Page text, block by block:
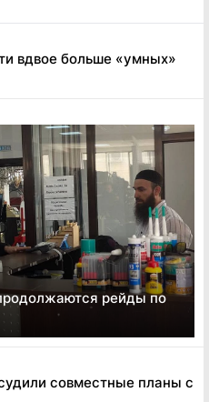
вдвое больше «умных»
рейды по
совместные планы с